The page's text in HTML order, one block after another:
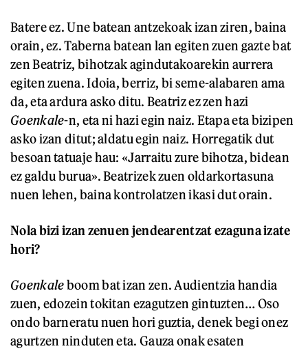
Batere ez. Une batean antzekoak izan ziren, baina
orain, ez. Taberna batean lan egiten zuen gazte bat
zen Beatriz, bihotzak agindutakoarekin aurrera
egiten zuena. Idoia, berriz, bi seme-alabaren ama
da, eta ardura asko ditu. Beatriz ez zen hazi
Goenkale-n, eta ni hazi egin naiz. Etapa eta bizipen
asko izan ditut; aldatu egin naiz. Horregatik dut
besoan tatuaje hau: «Jarraitu zure bihotza, bidean
ez galdu burua». Beatrizek zuen oldarkortasuna
nuen lehen, baina kontrolatzen ikasi dut orain.
Nola bizi izan zenuen jendearentzat ezaguna izate
hori?
Goenkaleboom bat izan zen. Audientzia handia
zuen, edozein tokitan ezagutzen gintuzten… Oso
ondo barneratu nuen hori guztia, denek begi onez
agurtzen ninduten eta. Gauza onak esaten